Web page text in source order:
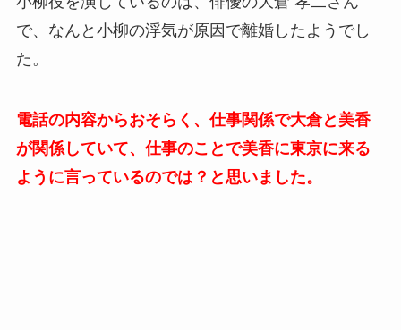
で、なんと小柳の浮気が原因で離婚したようでし
た。
電話の内容からおそらく、仕事関係で大倉と美香
が関係していて、仕事のことで美香に東京に来る
ように言っているのでは？と思いました。